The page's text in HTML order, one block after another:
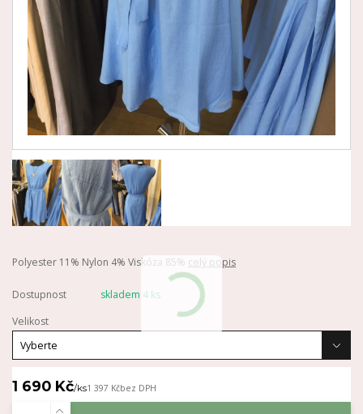
Polyester 11% Nylon 4% Viskóza 85% celý popis
Dostupnost
skladem 4 ks
Velikost
1 690 Kč/ks1 397 Kčbez DPH